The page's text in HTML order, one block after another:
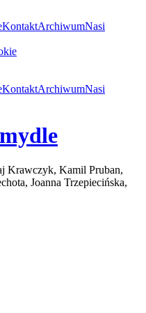
KontaktArchiwumNasi
KontaktArchiwumNasi
Krawczyk, Kamil Pruban,
Joanna Trzepiecińska,